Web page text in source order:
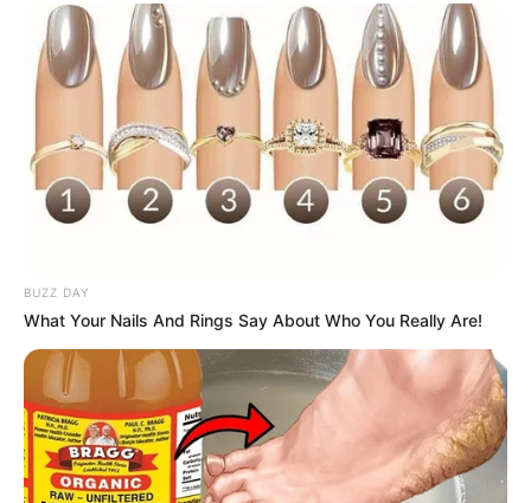
LIHAT ARTIKEL LAINNYA
Alyshia Barragan
Mama-Mama Pengejar
Cinta dalam Sujudku Ejakulasi Dini
BUZZ DAY
What Your Nails And Rings Say About Who You Really Are!